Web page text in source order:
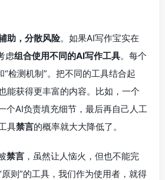
助，分散风险。如果AI写作宝实在
虑组合使用不同的AI写作工具。每个
“检测机制”。把不同的工具结合起
能获得更丰富的内容。比如，一个
个AI负责填充细节，最后再自己人工
具禁言的概率就大大降低了。
禁言 ，虽然让人恼火，但也不能完
则”的工具，我们作为使用者，就得